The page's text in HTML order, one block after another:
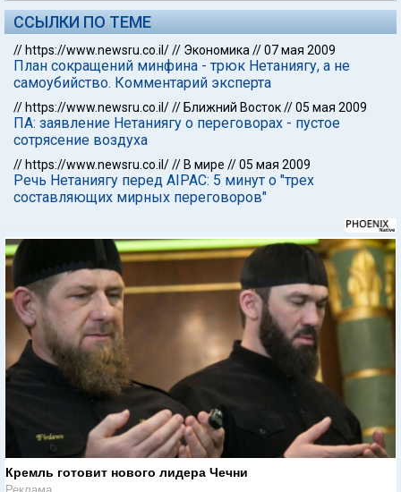
ССЫЛКИ ПО ТЕМЕ
// https://www.newsru.co.il/// Экономика //07 мая 2009
План сокращений минфина - трюк Нетаниягу, а не
самоубийство. Комментарий эксперта
// https://www.newsru.co.il/// Ближний Восток//05 мая 2009
ПА: заявление Нетаниягу о переговорах - пустое
сотрясение воздуха
// https://www.newsru.co.il/// В мире //05 мая 2009
Речь Нетаниягу перед AIPAC: 5 минут о "трех
составляющих мирных переговоров"
Кремль готовит нового лидера Чечни